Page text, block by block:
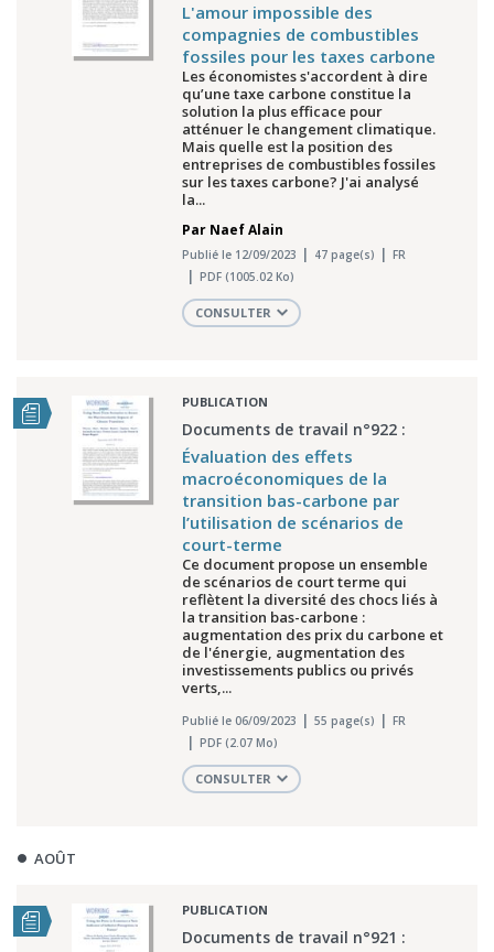
L'amour impossible des
compagnies de combustibles
fossiles pour les taxes carbone
Les économistes s'accordent à dire
qu’une taxe carbone constitue la
solution la plus efficace pour
atténuer le changement climatique.
Mais quelle est la position des
entreprises de combustibles fossiles
sur les taxes carbone? J'ai analysé
la...
Par Naef Alain
Publié le 12/09/2023 47 page(s)
FR
PDF (1005.02 Ko)
CONSULTER
PUBLICATION
Documents de travail n°922 :
Évaluation des effets
macroéconomiques de la
transition bas-carbone par
l’utilisation de scénarios de
court-terme
Ce document propose un ensemble
de scénarios de court terme qui
reflètent la diversité des chocs liés à
la transition bas-carbone :
augmentation des prix du carbone et
de l'énergie, augmentation des
investissements publics ou privés
verts,...
Publié le 06/09/2023 55 page(s)
FR
PDF (2.07 Mo)
CONSULTER
AOÛT
PUBLICATION
Documents de travail n°921 :